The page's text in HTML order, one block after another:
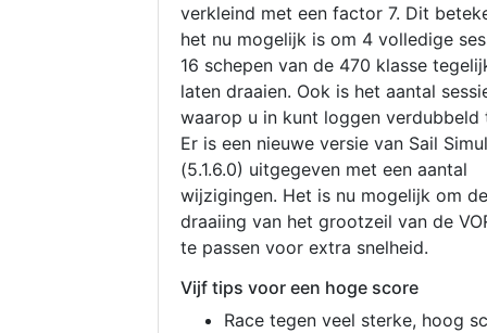
verkleind met een factor 7. Dit
het nu mogelijk is om 4 volledige
16 schepen van de 470 klasse
laten draaien. Ook is het aantal
waarop u in kunt loggen verdubbeld
Er is een nieuwe versie van Sail
(5.1.6.0) uitgegeven met een aantal
wijzigingen. Het is nu mogelijk om de
draaiing van het grootzeil van de
te passen voor extra snelheid.
Vijf tips voor een hoge score
Race tegen veel sterke, hoog